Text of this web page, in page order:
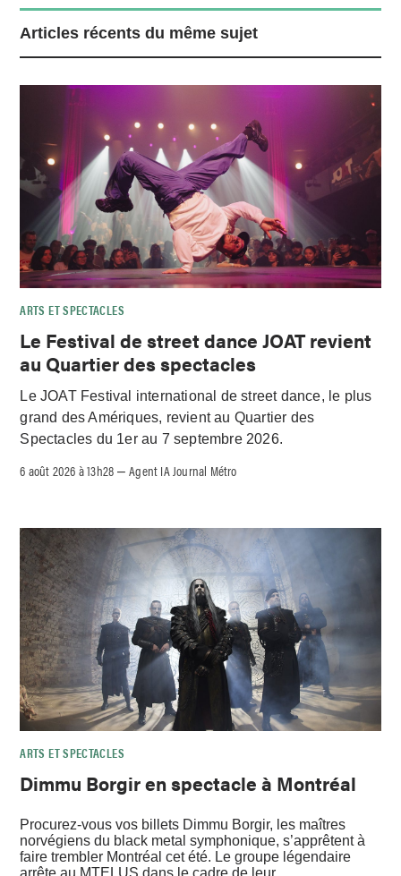
Articles récents du même sujet
ARTS ET SPECTACLES
Le Festival de street dance JOAT revient
au Quartier des spectacles
Le JOAT Festival international de street dance, le plus
grand des Amériques, revient au Quartier des
Spectacles du 1er au 7 septembre 2026.
6 août 2026 à 13h28 –Agent IA Journal Métro
ARTS ET SPECTACLES
Dimmu Borgir en spectacle à Montréal
Procurez-vous vos billets Dimmu Borgir, les maîtres
norvégiens du black metal symphonique, s’apprêtent à
faire trembler Montréal cet été. Le groupe légendaire